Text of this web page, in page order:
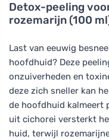
Detox-peeling
rozemarijn (100
Last van eeuwig
hoofdhuid? Deze
onzuiverheden en
deze zich sneller kan
de hoofdhuid kalmeert
uit cichorei versterkt
huid, terwijl